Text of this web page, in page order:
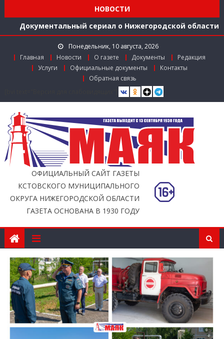
НОВОСТИ
Расширяем международное сотрудничество
Документальный сериал о Нижегородской области
Более 40 организаций-лидеров строительства
Нижегородской области получили награды в канун
Дня строителя
Использование беспилотников для выявления
незаконного сброса мусора с грузовиков начали
тестировать в Нижегородской области
Более 350 тысяч граждан стали пользователями
«Карты жителя Нижегородской области» к
середине 2026 года
Расширяем международное сотрудничество
Понедельник, 10 августа, 2026
Главная
Новости О газете Документы
Редакция
Услуги
Официальные документы
Контакты
Обратная связь
ОФИЦИАЛЬНЫЙ САЙТ ГАЗЕТЫ
КСТОВСКОГО МУНИЦИПАЛЬНОГО
ОКРУГА НИЖЕГОРОДСКОЙ ОБЛАСТИ
ГАЗЕТА ОСНОВАНА В 1930 ГОДУ